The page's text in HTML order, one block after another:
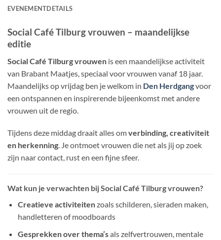
EVENEMENTDETAILS
Social Café Tilburg vrouwen – maandelijkse
editie
Social Café Tilburg vrouwen is een maandelijkse activiteit
van Brabant Maatjes, speciaal voor vrouwen vanaf 18 jaar.
Maandelijks op vrijdag ben je welkom in Den Herdgangvoor
een ontspannen en inspirerende bijeenkomst met andere
vrouwen uit de regio.
Tijdens deze middag draait alles omverbinding, creativiteit
en herkenning. Je ontmoet vrouwen die net als jij op zoek
zijn naar contact, rust en een fijne sfeer.
Wat kun je verwachten bij Social Café Tilburg vrouwen?
Creatieve activiteitenzoals schilderen, sieraden maken,
handletteren of moodboards
Gesprekken over thema’sals zelfvertrouwen, mentale